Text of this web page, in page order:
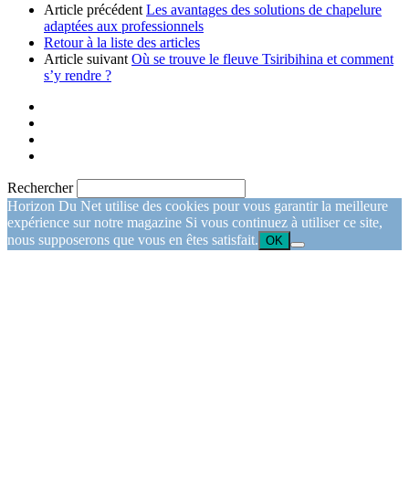
Article précédent Les avantages des solutions de chapelure
adaptées aux professionnels
Retour à la liste des articles
Article suivant Où se trouve le fleuve Tsiribihina et comment
s’y rendre ?
Rechercher
Horizon Du Net utilise des cookies pour vous garantir la meilleure
expérience sur notre magazine Si vous continuez à utiliser ce site,
nous supposerons que vous en êtes satisfait. OK